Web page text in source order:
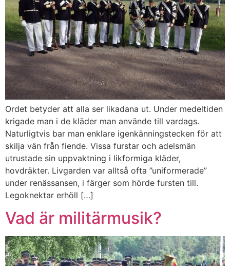
Ordet betyder att alla ser likadana ut. Under medeltiden
krigade man i de kläder man använde till vardags.
Naturligtvis bar man enklare igenkänningstecken för att
skilja vän från fiende. Vissa furstar och adelsmän
utrustade sin uppvaktning i likformiga kläder,
hovdräkter. Livgarden var alltså ofta ”uniformerade”
under renässansen, i färger som hörde fursten till.
Legoknektar erhöll […]
Vad är militärmusik?